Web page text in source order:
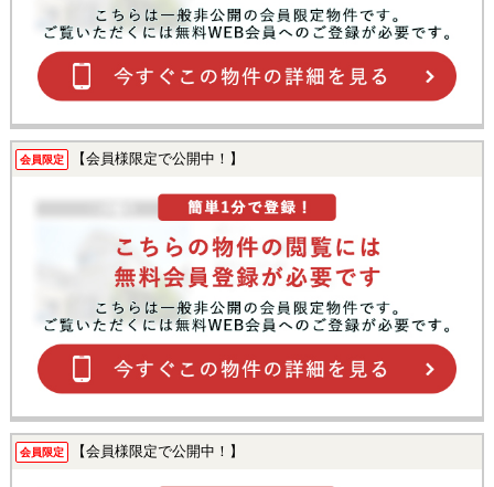
会員限定 【会員様限定で公開中！】
会員限定 【会員様限定で公開中！】